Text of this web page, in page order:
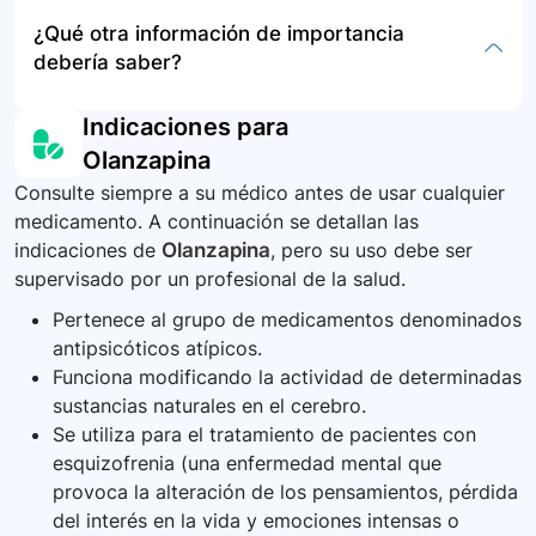
de inmediato.
farmacéutico sobre la forma adecuada de
desechar medicamentos que ya no necesita o
de emergencia. Los síntomas pueden incluir
somnolencia severa, comportamiento agitado,
respiratorios.
¿Qué otra información de importancia
debería saber?
amamantando informe a su médico, ya que la
olanzapina puede tener efectos adversos en el
feto o el recién nacido. También tenga en
cuenta el riesgo de mortalidad aumentada en
pacientes de la tercera edad con psicosis
relacionada con demencia.
Indicaciones para
Olanzapina
Consulte siempre a su médico antes de usar cualquier
medicamento. A continuación se detallan las
indicaciones de Olanzapina, pero su uso debe ser
supervisado por un profesional de la salud.
Pertenece al grupo de medicamentos denominados
antipsicóticos atípicos.
Funciona modificando la actividad de determinadas
sustancias naturales en el cerebro.
Se utiliza para el tratamiento de pacientes con
esquizofrenia (una enfermedad mental que
provoca la alteración de los pensamientos, pérdida
del interés en la vida y emociones intensas o